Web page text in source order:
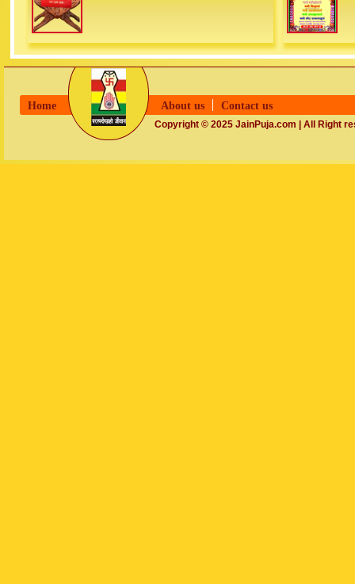
Home About us Contact us
Copyright © 2025 JainPuja.com | All Right